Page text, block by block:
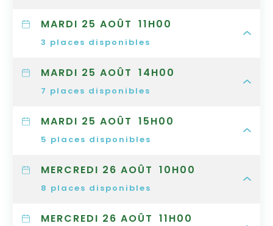
MARDI 25 AOÛT 11H00
3 places disponibles
MARDI 25 AOÛT 14H00
7 places disponibles
MARDI 25 AOÛT 15H00
5 places disponibles
MERCREDI 26 AOÛT 10H00
8 places disponibles
MERCREDI 26 AOÛT 11H00